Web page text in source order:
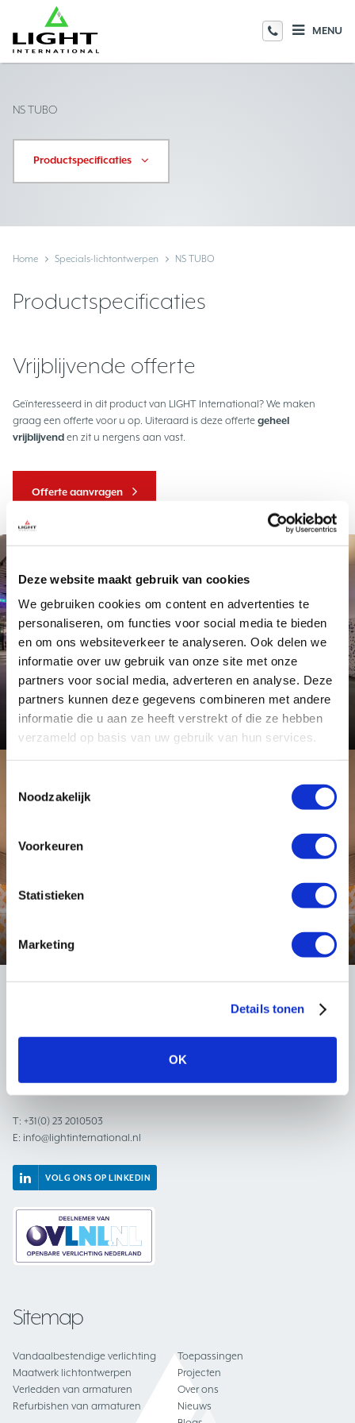
Deze website maakt gebruik van cookies
We gebruiken cookies om content en advertenties te
personaliseren, om functies voor social media te bieden
en om ons websiteverkeer te analyseren. Ook delen we
informatie over uw gebruik van onze site met onze
partners voor social media, adverteren en analyse. Deze
partners kunnen deze gegevens combineren met andere
informatie die u aan ze heeft verstrekt of die ze hebben
verzameld op basis van uw gebruik van hun services.
Noodzakelijk
Voorkeuren
Statistieken
Marketing
Details tonen
OK
MENU
NS TUBO
Productspecificaties
Home Specials-lichtontwerpen NS TUBO
Productspecificaties
Vrijblijvende offerte
Geïnteresseerd in dit product van LIGHT International? We maken
graag een offerte voor u op. Uiteraard is deze offerte geheel
vrijblijvend en zit u nergens aan vast.
Offerte aanvragen
Project
Exclusief maatwerkStation Delft
Bekijk dit project
Toepassing
Tunnel- en onderdoorgang verlichting
T: +31(0) 23 2010503
E: info@lightinternational.nl
VOLG ONS OP LINKEDIN
Sitemap
Vandaalbestendige verlichting
Maatwerk lichtontwerpen
Verledden van armaturen
Refurbishen van armaturen
Toepassingen
Projecten
Over ons
Nieuws